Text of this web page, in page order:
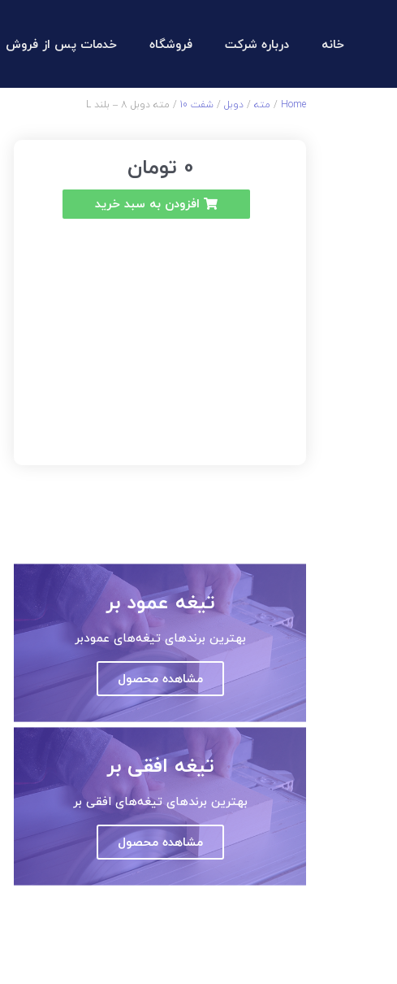
خانه درباره شرکت فروشگاه خدمات پس از فروش
Home
/ مته /دوبل /شفت 10 / مته دوبل 8 – بلند L
0 تومان
افزودن به سبد خرید
تیغه عمود بر
بهترین برندهای تیغه‌های عمودبر
مشاهده محصول
تیغه افقی بر
بهترین برندهای تیغه‌های افقی بر
مشاهده محصول